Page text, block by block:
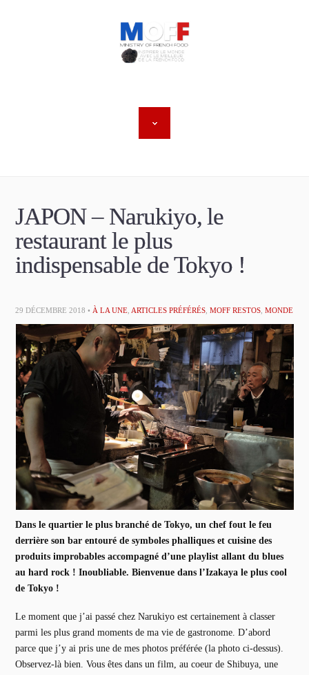
JAPON – Narukiyo, le
restaurant le plus
indispensable de Tokyo !
29 DÉCEMBRE 2018 • À LA UNE ARTICLES PRÉFÉRÉS ,MOFF RESTOS ,MONDE
Dans le quartier le plus branché de Tokyo, un chef fout le feu
derrière son bar entouré de symboles phalliques et cuisine des
produits improbables accompagné d’une playlist allant du blues
au hard rock ! Inoubliable. Bienvenue dans l’Izakaya le plus cool
de Tokyo !
Le moment que j’ai passé chez Narukiyo est certainement à classer
parmi les plus grand moments de ma vie de gastronome. D’abord
parce que j’y ai pris une de mes photos préférée (la photo ci-dessus).
Observez-là bien. Vous êtes dans un film, au coeur de Shibuya, une